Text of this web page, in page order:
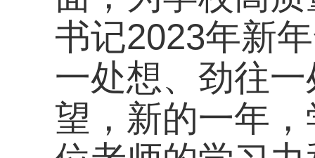
大会同步进行了
风廉政教育，部署了
创建、疫情防控暨校
工作，进一步明确了
全、稳定、有序、高